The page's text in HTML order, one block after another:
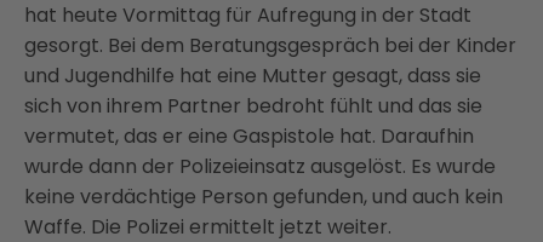
hat heute Vormittag für Aufregung in der Stadt
gesorgt. Bei dem Beratungsgespräch bei der Kinder
und Jugendhilfe hat eine Mutter gesagt, dass sie
sich von ihrem Partner bedroht fühlt und das sie
vermutet, das er eine Gaspistole hat. Daraufhin
wurde dann der Polizeieinsatz ausgelöst. Es wurde
keine verdächtige Person gefunden, und auch kein
Waffe. Die Polizei ermittelt jetzt weiter.